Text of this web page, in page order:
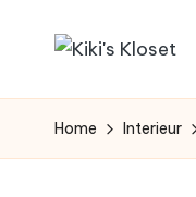
inhoud
K
i
met
Home Interieur